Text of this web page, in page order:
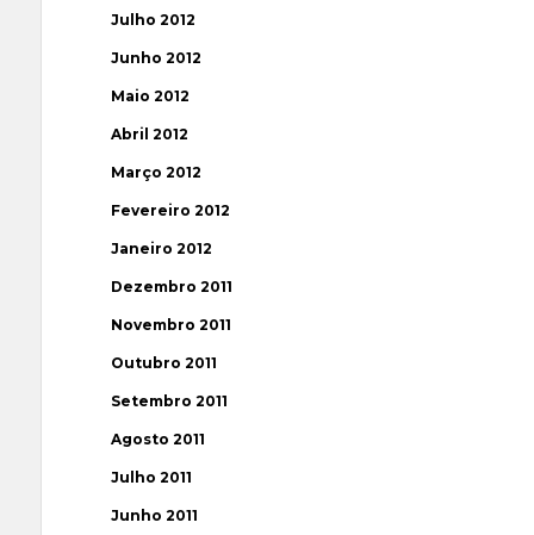
Julho 2012
Junho 2012
Maio 2012
Abril 2012
Março 2012
Fevereiro 2012
Janeiro 2012
Dezembro 2011
Novembro 2011
Outubro 2011
Setembro 2011
Agosto 2011
Julho 2011
Junho 2011